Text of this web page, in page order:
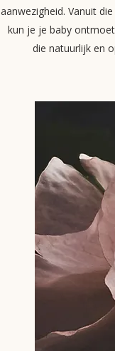
aanwezigheid. Vanuit
kun je je baby
die natuurlijk en